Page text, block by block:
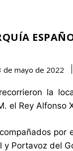
de mayo de 2022
la
el Rey Alfonso
y Portavoz del